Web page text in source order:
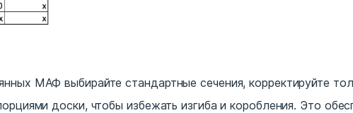
МАФ выбирайте стандартные сечения, корректируйте
доски, чтобы избежать изгиба и коробления. Это